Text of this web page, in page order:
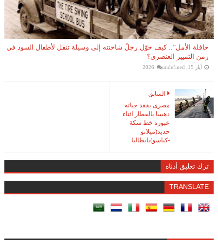
حافلة الأمل”.. كيف حوّل رجلٌ شاحنته إلى وسيلة تنقل لأطفال السود في
زمن التمييز العنصري؟
أيار 15, 2026 undefined
السابق
مصرى يفقد حياته
دهسا بالقطار اثناء
عبوره خط سكة
حديد(ميلانو
-كياسو)بايطاليا
ترك تعليق أدناه
TRANSLATE